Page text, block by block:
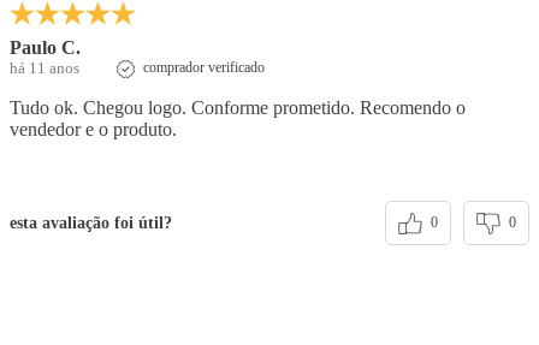
Paulo C.
há 11 anos comprador verificado
Tudo ok. Chegou logo. Conforme prometido. Recomendo o
vendedor e o produto.
esta avaliação foi útil? 0 0